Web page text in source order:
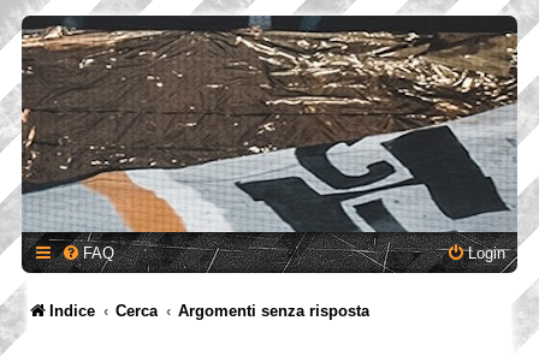
FAQ Login
Indice Cerca Argomenti senza risposta